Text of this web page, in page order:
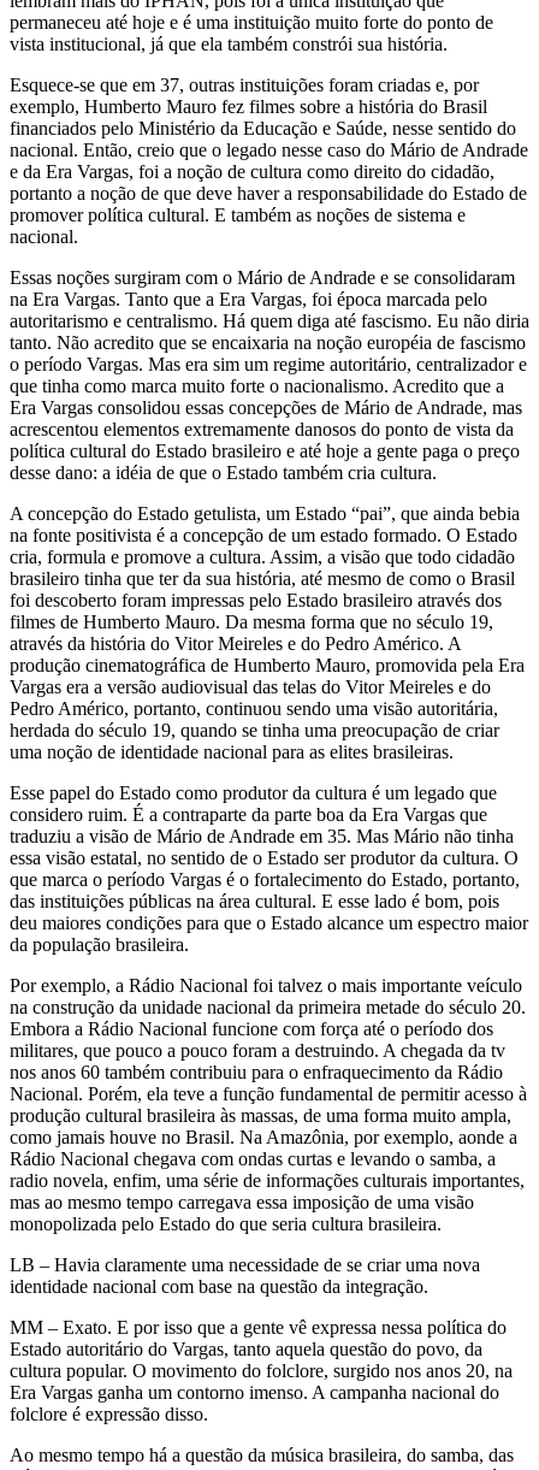
permaneceu até hoje e é uma instituição muito forte do ponto de
vista institucional, já que ela também constrói sua história.
Esquece-se que em 37, outras instituições foram criadas e, por
exemplo, Humberto Mauro fez filmes sobre a história do Brasil
financiados pelo Ministério da Educação e Saúde, nesse sentido do
nacional. Então, creio que o legado nesse caso do Mário de Andrade
e da Era Vargas, foi a noção de cultura como direito do cidadão,
portanto a noção de que deve haver a responsabilidade do Estado de
promover política cultural. E também as noções de sistema e
nacional.
Essas noções surgiram com o Mário de Andrade e se consolidaram
na Era Vargas. Tanto que a Era Vargas, foi época marcada pelo
autoritarismo e centralismo. Há quem diga até fascismo. Eu não diria
tanto. Não acredito que se encaixaria na noção européia de fascismo
o período Vargas. Mas era sim um regime autoritário, centralizador e
que tinha como marca muito forte o nacionalismo. Acredito que a
Era Vargas consolidou essas concepções de Mário de Andrade, mas
acrescentou elementos extremamente danosos do ponto de vista da
política cultural do Estado brasileiro e até hoje a gente paga o preço
desse dano: a idéia de que o Estado também cria cultura.
A concepção do Estado getulista, um Estado “pai”, que ainda bebia
na fonte positivista é a concepção de um estado formado. O Estado
cria, formula e promove a cultura. Assim, a visão que todo cidadão
brasileiro tinha que ter da sua história, até mesmo de como o Brasil
foi descoberto foram impressas pelo Estado brasileiro através dos
filmes de Humberto Mauro. Da mesma forma que no século 19,
através da história do Vitor Meireles e do Pedro Américo. A
produção cinematográfica de Humberto Mauro, promovida pela Era
Vargas era a versão audiovisual das telas do Vitor Meireles e do
Pedro Américo, portanto, continuou sendo uma visão autoritária,
herdada do século 19, quando se tinha uma preocupação de criar
uma noção de identidade nacional para as elites brasileiras.
Esse papel do Estado como produtor da cultura é um legado que
considero ruim. É a contraparte da parte boa da Era Vargas que
traduziu a visão de Mário de Andrade em 35. Mas Mário não tinha
essa visão estatal, no sentido de o Estado ser produtor da cultura. O
que marca o período Vargas é o fortalecimento do Estado, portanto,
das instituições públicas na área cultural. E esse lado é bom, pois
deu maiores condições para que o Estado alcance um espectro maior
da população brasileira.
Por exemplo, a Rádio Nacional foi talvez o mais importante veículo
na construção da unidade nacional da primeira metade do século 20.
Embora a Rádio Nacional funcione com força até o período dos
militares, que pouco a pouco foram a destruindo. A chegada da tv
nos anos 60 também contribuiu para o enfraquecimento da Rádio
Nacional. Porém, ela teve a função fundamental de permitir acesso à
produção cultural brasileira às massas, de uma forma muito ampla,
como jamais houve no Brasil. Na Amazônia, por exemplo, aonde a
Rádio Nacional chegava com ondas curtas e levando o samba, a
radio novela, enfim, uma série de informações culturais importantes,
mas ao mesmo tempo carregava essa imposição de uma visão
monopolizada pelo Estado do que seria cultura brasileira.
LB – Havia claramente uma necessidade de se criar uma nova
identidade nacional com base na questão da integração.
MM – Exato. E por isso que a gente vê expressa nessa política do
Estado autoritário do Vargas, tanto aquela questão do povo, da
cultura popular. O movimento do folclore, surgido nos anos 20, na
Era Vargas ganha um contorno imenso. A campanha nacional do
folclore é expressão disso.
Ao mesmo tempo há a questão da música brasileira, do samba, das